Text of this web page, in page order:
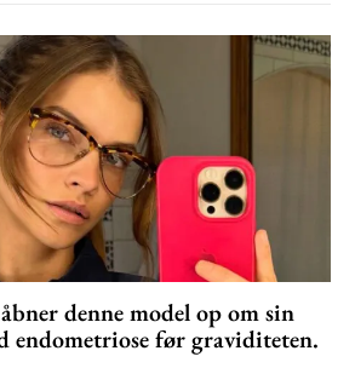
denne model op om sin
endometriose før graviditeten.